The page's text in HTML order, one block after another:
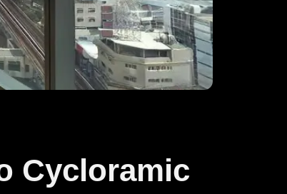
Cycloramic